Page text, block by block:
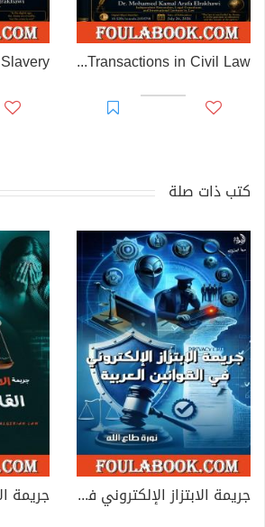
EL RAKHAWI MIND on the Doctrine of Simulation and Sham Transactions in Civil Law
كتب ذات صلة
جريمة الابتزاز الإلكتروني في القوانين العربية